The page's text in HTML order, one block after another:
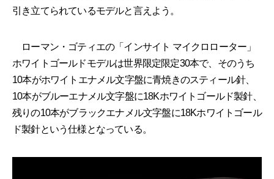
引き立てられているモデルと言えよう。
ローマン・ゴティエの「インサイト マイクロローター」
ホワイトゴールドモデルは世界限定限定30本で、そのうち
10本がホワイトエナメル文字盤に青焼きのスティール針、
10本がブルーエナメル文字盤に18Kホワイトゴールド製針、
残りの10本がブラックエナメル文字盤に18Kホワイトゴール
ド製針という仕様となっている。